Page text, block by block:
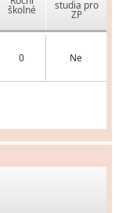
školné studia pro
ZP
0 Ne